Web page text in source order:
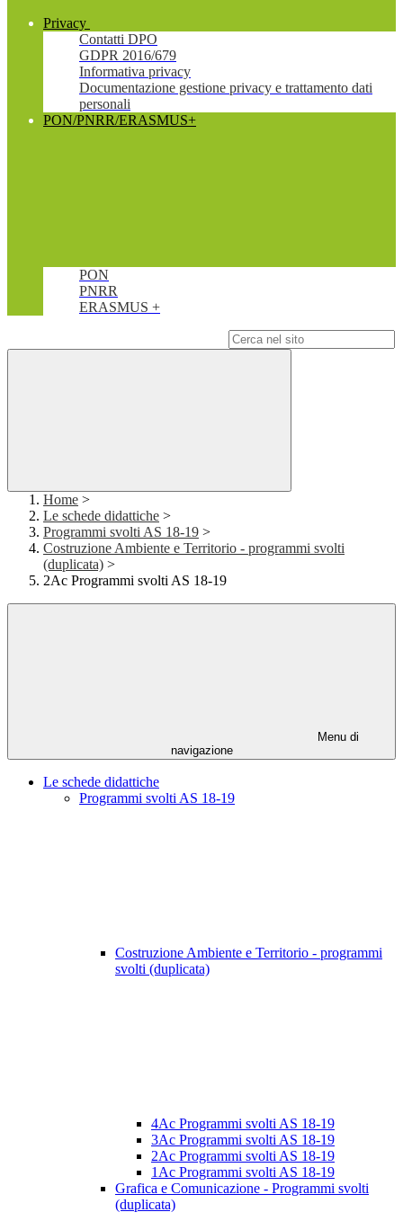
Privacy
Contatti DPO
GDPR 2016/679
Informativa privacy
Documentazione gestione privacy e trattamento dati
personali
PON/PNRR/ERASMUS+
PON
PNRR
ERASMUS +
Home >
Le schede didattiche >
Programmi svolti AS 18-19 >
Costruzione Ambiente e Territorio - programmi svolti
(duplicata) >
2Ac Programmi svolti AS 18-19
Menu di
navigazione
Le schede didattiche
Programmi svolti AS 18-19
Costruzione Ambiente e Territorio - programmi
svolti (duplicata)
4Ac Programmi svolti AS 18-19
3Ac Programmi svolti AS 18-19
2Ac Programmi svolti AS 18-19
1Ac Programmi svolti AS 18-19
Grafica e Comunicazione - Programmi svolti
(duplicata)